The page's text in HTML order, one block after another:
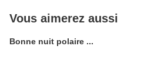
Vous aimerez aussi
Bonne nuit polaire ...